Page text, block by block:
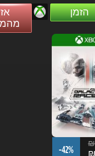
-42%
STAR WARS:
Racer - Xbox...